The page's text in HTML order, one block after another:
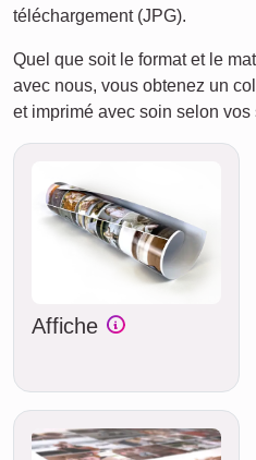
téléchargement (JPG).
Quel que soit le format et le
avec nous, vous obtenez un
et imprimé avec soin selon vos
Affiche